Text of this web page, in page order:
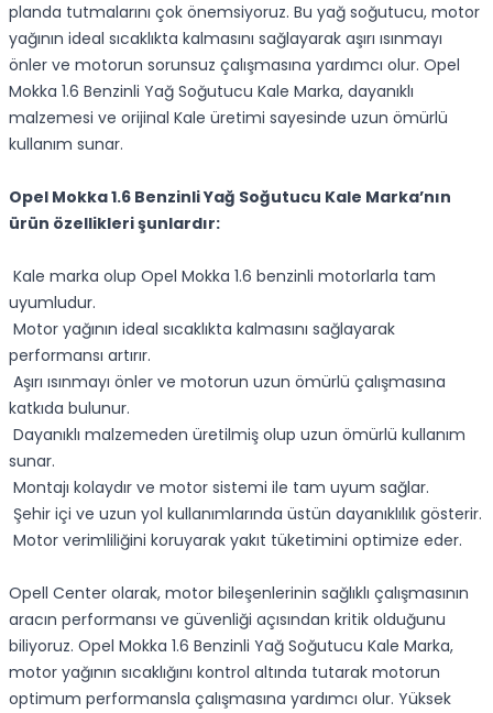
planda tutmalarını çok önemsiyoruz. Bu yağ soğutucu, motor
yağının ideal sıcaklıkta kalmasını sağlayarak aşırı ısınmayı
önler ve motorun sorunsuz çalışmasına yardımcı olur. Opel
Mokka 1.6 Benzinli Yağ Soğutucu Kale Marka, dayanıklı
malzemesi ve orijinal Kale üretimi sayesinde uzun ömürlü
kullanım sunar.
Opel Mokka 1.6 Benzinli Yağ Soğutucu Kale Marka’nın
ürün özellikleri şunlardır:
Kale marka olup Opel Mokka 1.6 benzinli motorlarla tam
uyumludur.
Motor yağının ideal sıcaklıkta kalmasını sağlayarak
performansı artırır.
Aşırı ısınmayı önler ve motorun uzun ömürlü çalışmasına
katkıda bulunur.
Dayanıklı malzemeden üretilmiş olup uzun ömürlü kullanım
sunar.
Montajı kolaydır ve motor sistemi ile tam uyum sağlar.
Şehir içi ve uzun yol kullanımlarında üstün dayanıklılık gösterir.
Motor verimliliğini koruyarak yakıt tüketimini optimize eder.
Opell Center olarak, motor bileşenlerinin sağlıklı çalışmasının
aracın performansı ve güvenliği açısından kritik olduğunu
biliyoruz. Opel Mokka 1.6 Benzinli Yağ Soğutucu Kale Marka,
motor yağının sıcaklığını kontrol altında tutarak motorun
optimum performansla çalışmasına yardımcı olur. Yüksek